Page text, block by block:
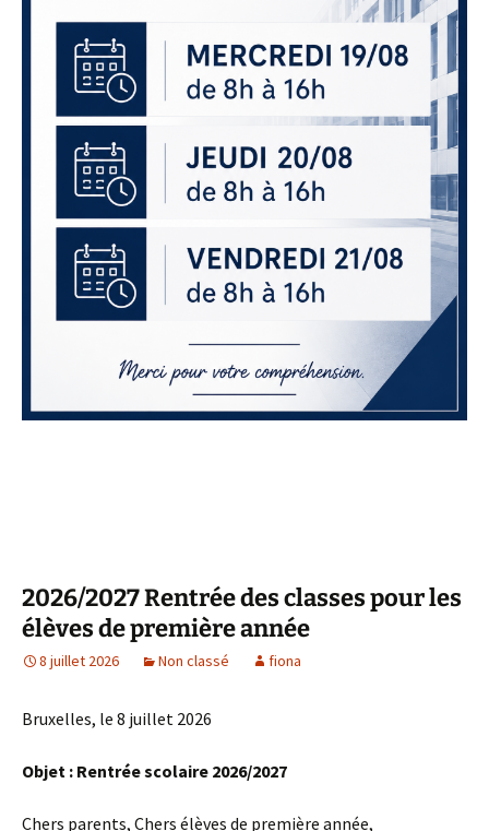
2026/2027 Rentrée des classes pour les
élèves de première année
8 juillet 2026 Non classé fiona
Bruxelles, le 8 juillet 2026
Objet : Rentrée scolaire 2026/2027
Chers parents, Chers élèves de première année,